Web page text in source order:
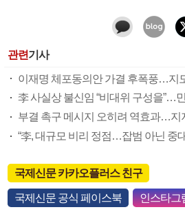
관련기사
이재명 체포동의안 가결 후폭풍…지
李 사실상 불신임 “비대위 구성을”…
“李, 대규모 비리 정점…잡범 아닌 중
국제신문 카카오플러스 친구
국제신문 공식 페이스북 인스타그